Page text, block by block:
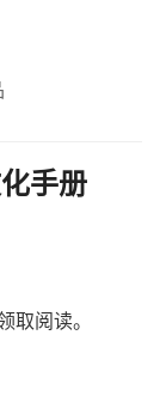
手册
取阅读。